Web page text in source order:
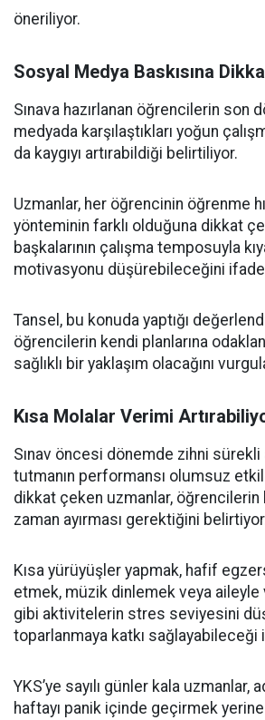
öneriliyor.
Sosyal Medya Baskısına
Sınava hazırlanan öğrencilerin son
medyada karşılaştıkları yoğun
da kaygıyı artırabildiği belirtiliyor.
Uzmanlar, her öğrencinin öğrenme
yönteminin farklı olduğuna dikkat
başkalarının çalışma temposuyla
motivasyonu düşürebileceğini
Tansel, bu konuda yaptığı
öğrencilerin kendi planlarına
sağlıklı bir yaklaşım olacağını
Kısa Molalar Verimi
Sınav öncesi dönemde zihni
tutmanın performansı olumsuz
dikkat çeken uzmanlar, öğrencilerin
zaman ayırması gerektiğini
Kısa yürüyüşler yapmak, hafif
etmek, müzik dinlemek veya
gibi aktivitelerin stres seviyesini
toparlanmaya katkı sağlayabileceği
YKS’ye sayılı günler kala uzmanlar,
haftayı panik içinde geçirmek